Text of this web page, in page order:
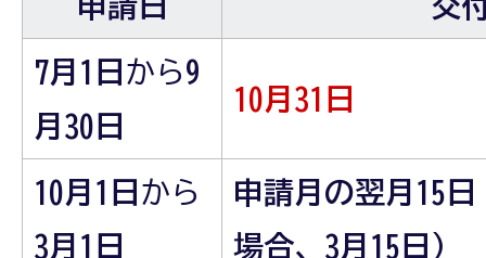
7月1日 から9
月30日
10月31日
10月1日 から
3月1日
申請月の翌月15
場合、3月15日）